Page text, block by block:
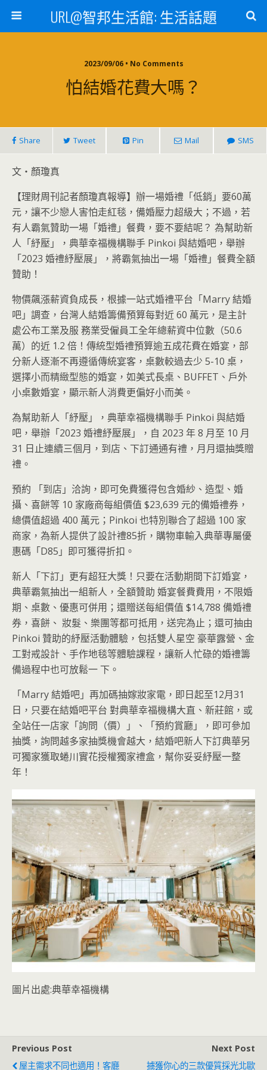
URL@智邦生活館: 生活話題
2023/09/06 • No Comments
怕結婚花費大嗎？
Share Tweet Pin Mail SMS
文‧顏瓊真
【理財周刊記者顏瓊真報導】辦一場婚禮「低銷」要60萬
元，讓不少戀人害怕走紅毯，備婚壓力超級大；不過，若
有人霸氣贊助一場「婚禮」餐費，要不要結呢？ 為幫助新
人「紓壓」，典華幸福機構聯手 Pinkoi 與結婚吧，舉辦
「2023 婚禮紓壓展」，將霸氣抽出一場「婚禮」餐費全額
贊助！
物價飆漲薪資負成長，根據一站式婚禮平台「Marry 結婚
吧」調查，台灣人結婚籌備預算每對近 60 萬元，是主計
處公布工業及服 務業受僱員工全年總薪資中位數（50.6
萬）的近 1.2 倍！傳統型婚禮預算逾五成花費在婚宴，部
分新人逐漸不再遵循傳統宴客，桌數較過去少 5-10 桌，
選擇小而精緻型態的婚宴，如美式長桌、BUFFET、戶外
小桌數婚宴，顯示新人消費更偏好小而美。
為幫助新人「紓壓」，典華幸福機構聯手 Pinkoi 與結婚
吧，舉辦「2023 婚禮紓壓展」，自 2023 年 8 月至 10 月
31 日止連續三個月，到店、下訂通通有禮，月月還抽獎贈
禮。
預約 「到店」洽詢，即可免費獲得包含婚紗、造型、婚
攝、喜餅等 10 家廠商每組價值 $23,639 元的備婚禮券，
總價值超過 400 萬元；Pinkoi 也特別聯合了超過 100 家
商家，為新人提供了設計禮85折，購物車輸入典華專屬優
惠碼「D85」即可獲得折扣。
新人「下訂」更有超狂大獎！只要在活動期間下訂婚宴，
典華霸氣抽出一組新人，全額贊助 婚宴餐費費用，不限婚
期、桌數、優惠可併用；還贈送每組價值 $14,788 備婚禮
券，喜餅、 妝髮、樂團等都可抵用，送完為止；還可抽由
Pinkoi 贊助的紓壓活動體驗，包括雙人星空 豪華露營、金
工對戒設計、手作地毯等體驗課程，讓新人忙碌的婚禮籌
備過程中也可放鬆一 下。
「Marry 結婚吧」再加碼抽嫁妝家電，即日起至12月31
日，只要在結婚吧平台 對典華幸福機構大直、新莊館，或
全站任一店家「詢問（價）」、「預約賞廳」，即可參加
抽獎，詢問越多家抽獎機會越大，結婚吧新人下訂典華另
可獨家獲取蜷川實花授權獨家禮盒，幫你妥妥紓壓一整
年！
圖片出處:典華幸福機構
Previous Post
屋主需求不同也適用！客廳
Next Post
擄獲你心的三款優質採光北歐